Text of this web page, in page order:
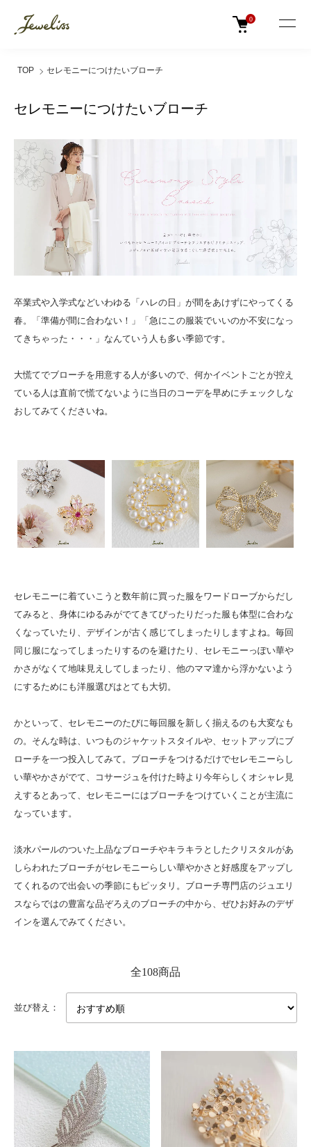
0
TOP セレモニーにつけたいブローチ
セレモニーにつけたいブローチ
卒業式や入学式などいわゆる「ハレの日」が間をあけずにやってくる
春。「準備が間に合わない！」「急にこの服装でいいのか不安になっ
てきちゃった・・・」なんていう人も多い季節です。
大慌てでブローチを用意する人が多いので、何かイベントごとが控え
ている人は直前で慌てないように当日のコーデを早めにチェックしな
おしてみてくださいね。
セレモニーに着ていこうと数年前に買った服をワードローブからだし
てみると、身体にゆるみがでてきてぴったりだった服も体型に合わな
くなっていたり、デザインが古く感じてしまったりしますよね。毎回
同じ服になってしまったりするのを避けたり、セレモニーっぽい華や
かさがなくて地味見えしてしまったり、他のママ達から浮かないよう
にするためにも洋服選びはとても大切。
かといって、セレモニーのたびに毎回服を新しく揃えるのも大変なも
の。そんな時は、いつものジャケットスタイルや、セットアップにブ
ローチを一つ投入してみて。ブローチをつけるだけでセレモニーらし
い華やかさがでて、コサージュを付けた時より今年らしくオシャレ見
えするとあって、セレモニーにはブローチをつけていくことが主流に
なっています。
淡水パールのついた上品なブローチやキラキラとしたクリスタルがあ
しらわれたブローチがセレモニーらしい華やかさと好感度をアップし
てくれるので出会いの季節にもピッタリ。ブローチ専門店のジュエリ
スならではの豊富な品ぞろえのブローチの中から、ぜひお好みのデザ
インを選んでみてください。
全108商品
並び替え：